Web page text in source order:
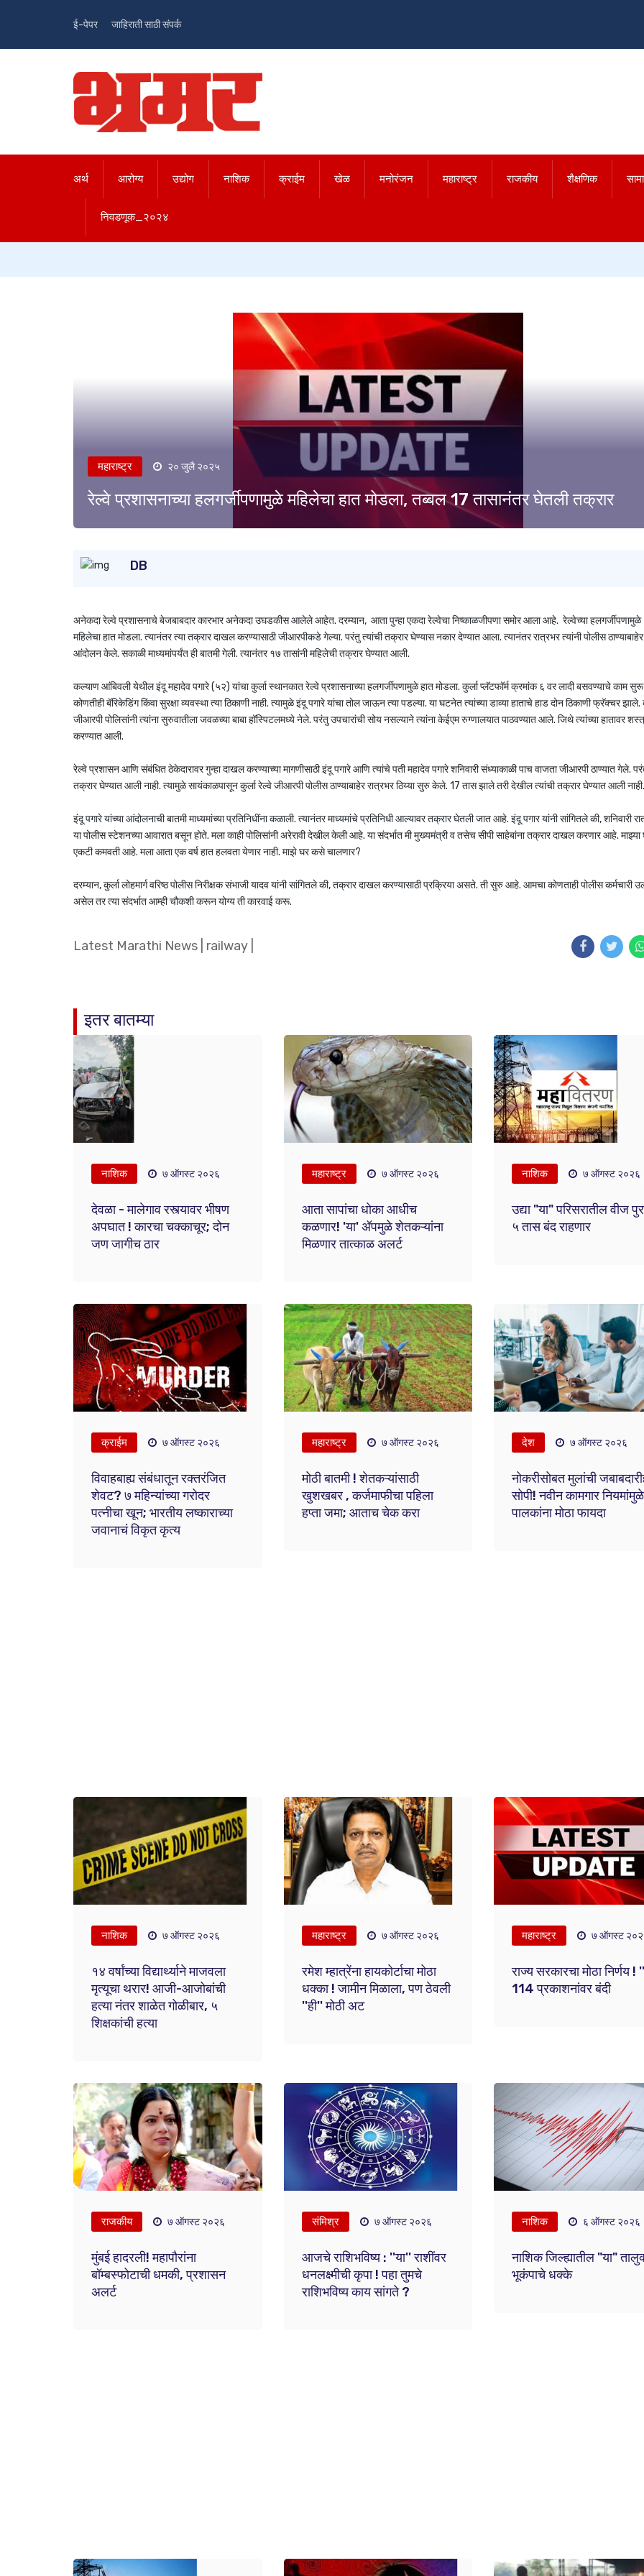
ई-पेपर जाहिराती साठी संपर्क
अर्थ आरोग्य उद्योग नाशिक क्राईम खेळ मनोरंजन महाराष्ट्र राजकीय शैक्षणिक
निवडणूक_२०२४
महाराष्ट्र २० जुलै २०२५
रेल्वे प्रशासनाच्या हलगर्जीपणामुळे महिलेचा हात मोडला, तब्बल 17 तासानंतर घेतली तक्रार
DB
अनेकदा रेल्वे प्रशासनाचे बेजबाबदार कारभार अनेकदा उघडकीस आलेले आहेत. दरम्यान, आता पुन्हा एकदा रेल्वेचा निष्काळजीपणा समोर आला आहे. रेल्वेच्या हलगर्जीपणामुळे
महिलेचा हात मोडला. त्यानंतर त्या तक्रार दाखल करण्यासाठी जीआरपीकडे गेल्या. परंतु त्यांची तक्रार घेण्यास नकार देण्यात आला. त्यानंतर रात्रभर त्यांनी पोलीस ठाण्याबाहेर
आंदोलन केले. सकाळी माध्यमांपर्यंत ही बातमी गेली. त्यानंतर १७ तासांनी महिलेची तक्रार घेण्यात आली.
कल्याण आंबिवली येथील इंदू महादेव पगारे (५२) यांचा कुर्ला स्थानकात रेल्वे प्रशासनाच्या हलगर्जीपणामुळे हात मोडला. कुर्ला प्लॅटफॉर्म क्रमांक ६ वर लादी बसवण्याचे काम
कोणतीही बॅरिकेडिंग किंवा सुरक्षा व्यवस्था त्या ठिकाणी नाही. त्यामुळे इंदू पगारे यांचा तोल जाऊन त्या पडल्या. या घटनेत त्यांच्या डाव्या हाताचे हाड दोन ठिकाणी फ्रॅक्चर झाले.
जीआरपी पोलिसांनी त्यांना सुरुवातीला जवळच्या बाबा हॉस्पिटलमध्ये नेले. परंतु उपचारांची सोय नसल्याने त्यांना केईएम रुग्णालयात पाठवण्यात आले. जिथे त्यांच्या हातावर
करण्यात आली.
रेल्वे प्रशासन आणि संबंधित ठेकेदारावर गुन्हा दाखल करण्याच्या मागणीसाठी इंदू पगारे आणि त्यांचे पती महादेव पगारे शनिवारी संध्याकाळी पाच वाजता जीआरपी ठाण्यात गेले.
तक्रार घेण्यात आली नाही. त्यामुळे सायंकाळपासून कुर्ला रेल्वे जीआरपी पोलीस ठाण्याबाहेर रात्रभर ठिय्या सुरु केले. 17 तास झाले तरी देखील त्यांची तक्रार घेण्यात आली नाही.
इंदू पगारे यांच्या आंदोलनाची बातमी माध्यमांच्या प्रतिनिधींना कळाली. त्यानंतर माध्यमांचे प्रतिनिधी आल्यावर तक्रार घेतली जात आहे. इंदू पगार यांनी सांगितले की, शनिवारी
या पोलीस स्टेशनच्या आवारात बसून होते. मला काही पोलिसांनी अरेरावी देखील केली आहे. या संदर्भात मी मुख्यमंत्री व तसेच सीपी साहेबांना तक्रार दाखल करणार आहे. माझ्या
एकटी कमवती आहे. मला आता एक वर्ष हात हलवता येणार नाही. माझे घर कसे चालणार?
दरम्यान, कुर्ला लोहमार्ग वरिष्ठ पोलीस निरीक्षक संभाजी यादव यांनी सांगितले की, तक्रार दाखल करण्यासाठी प्रक्रिया असते. ती सुरु आहे. आमचा कोणताही पोलीस कर्मचारी
असेल तर त्या संदर्भात आम्ही चौकशी करून योग्य ती कारवाई करू.
Latest Marathi News railway
इतर बातम्या
नाशिक ७ ऑगस्ट २०२६
देवळा - मालेगाव रस्त्यावर भीषण
अपघात ! कारचा चक्काचूर; दोन
जण जागीच ठार
महाराष्ट्र ७ ऑगस्ट २०२६
आता सापांचा धोका आधीच
कळणार! 'या' अ‍ॅपमुळे शेतकऱ्यांना
मिळणार तात्काळ अलर्ट
नाशिक ७ ऑगस्ट २०२६
उद्या "या" परिसरातील वीज
५ तास बंद राहणार
क्राईम ७ ऑगस्ट २०२६
विवाहबाह्य संबंधातून रक्तरंजित
शेवट? ७ महिन्यांच्या गरोदर
पत्नीचा खून; भारतीय लष्काराच्या
जवानाचं विकृत कृत्य
महाराष्ट्र ७ ऑगस्ट २०२६
मोठी बातमी ! शेतकऱ्यांसाठी
खुशखबर , कर्जमाफीचा पहिला
हप्ता जमा; आताच चेक करा
देश ७ ऑगस्ट २०२६
नोकरीसोबत मुलांची
सोपी! नवीन कामगार नियमांमुळे
पालकांना मोठा फायदा
नाशिक ७ ऑगस्ट २०२६
१४ वर्षांच्या विद्यार्थ्याने माजवला
मृत्यूचा थरार! आजी-आजोबांची
हत्या नंतर शाळेत गोळीबार, ५
शिक्षकांची हत्या
महाराष्ट्र ७ ऑगस्ट २०२६
रमेश म्हात्रेंना हायकोर्टाचा मोठा
धक्का ! जामीन मिळाला, पण ठेवली
''ही'' मोठी अट
महाराष्ट्र ७ ऑगस्ट
राज्य सरकारचा मोठा निर्णय !
114 प्रकाशनांवर बंदी
राजकीय ७ ऑगस्ट २०२६
मुंबई हादरली! महापौरांना
बॉम्बस्फोटाची धमकी, प्रशासन
अलर्ट
संमिश्र ७ ऑगस्ट २०२६
आजचे राशिभविष्य : ''या'' राशींवर
धनलक्ष्मीची कृपा ! पहा तुमचे
राशिभविष्य काय सांगते ?
नाशिक ६ ऑगस्ट २०२६
नाशिक जिल्ह्यातील "या"
भूकंपाचे धक्के